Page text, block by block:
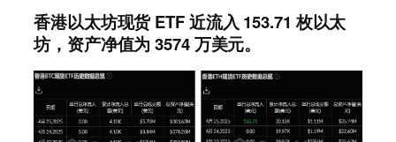
香港以太坊现货 ETF 近流入 153.71 枚以太
坊，资产净值为 3574 万美元。